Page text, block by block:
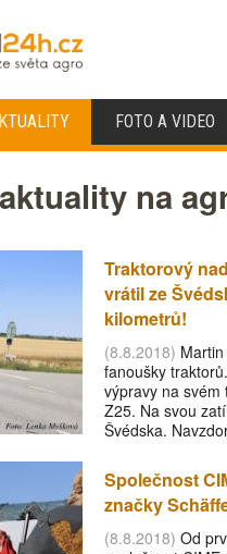
FOTO A VIDEO
na
Traktorový
vrátil ze
kilometrů!
(8.8.2018)
fanoušky
výpravy na svém
Z25. Na svou
Švédska.
Společnost
značky
(8.8.2018) Od